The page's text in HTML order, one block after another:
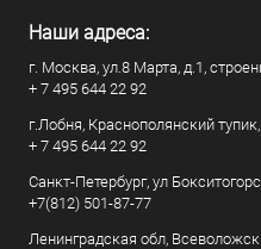
Наши адреса:
г. Москва, ул.8 Марта, д.1,
+ 7 495 644 22 92
г.Лобня, Краснополянский
+ 7 495 644 22 92
Санкт-Петербург, ул
+7(812) 501-87-77
Ленинградская обл,